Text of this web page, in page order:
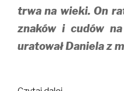
trwa na wieki. On
znaków i cudów
uratował Daniela z